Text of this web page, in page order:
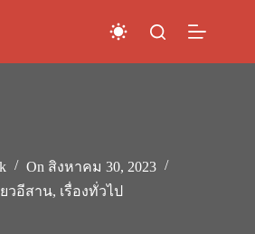
On สิงหาคม 30, 2023
ยวอีสาน, เรื่องทั่วไป